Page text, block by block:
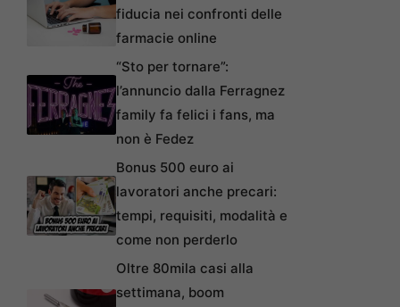
fiducia nei confronti delle
farmacie online
“Sto per tornare”:
l’annuncio dalla Ferragnez
family fa felici i fans, ma
non è Fedez
Bonus 500 euro ai
lavoratori anche precari:
tempi, requisiti, modalità e
come non perderlo
Oltre 80mila casi alla
settimana, boom